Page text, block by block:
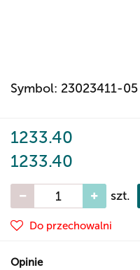
Symbol: 23023411-05
1233.40
1233.40
szt.
Do przechowalni
Opinie